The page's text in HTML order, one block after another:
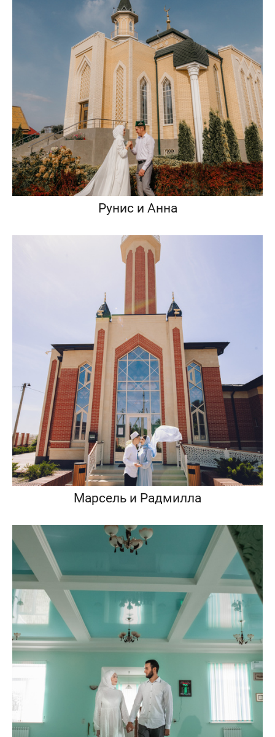
Рунис и Анна
Марсель и Радмилла